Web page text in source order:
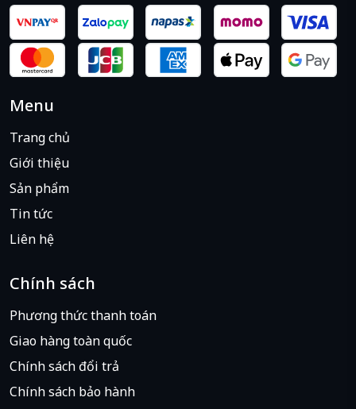
Menu
Trang chủ
Giới thiệu
Sản phẩm
Tin tức
Liên hệ
Chính sách
Phương thức thanh toán
Giao hàng toàn quốc
Chính sách đổi trả
Chính sách bảo hành